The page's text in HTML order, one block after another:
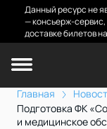
Данный ресурс не
— консьерж-
доставке билетов
Главная
Подготовка ФК
и медицинское